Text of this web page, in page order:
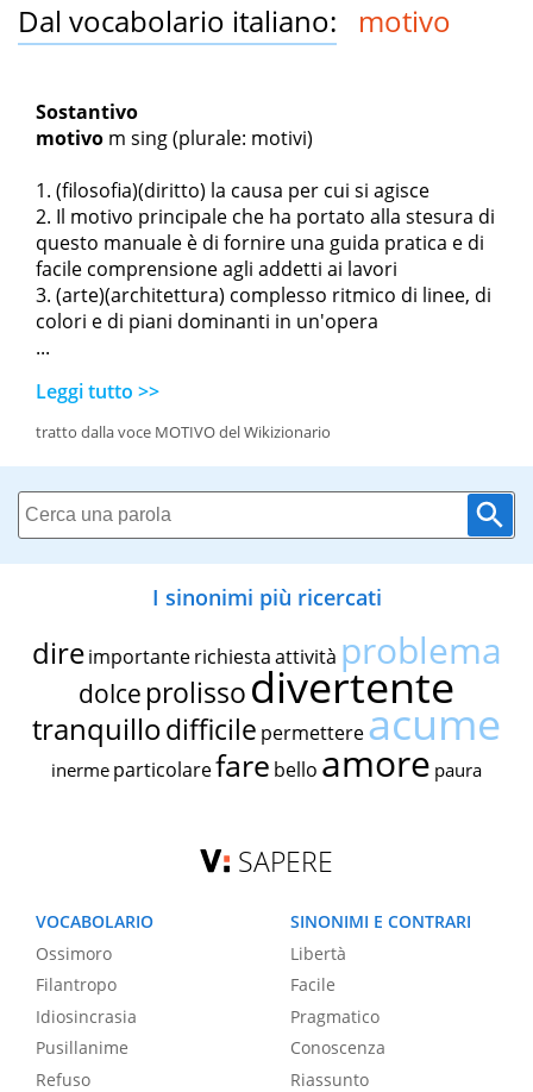
Dal vocabolario italiano: motivo
Sostantivo
motivo m sing(plurale: motivi)
(filosofia)(diritto) la causa per cui si agisce
Il motivo principale che ha portato alla stesura di
questo manuale è di fornire una guida pratica e di
facile comprensione agli addetti ai lavori
(arte)(architettura) complesso ritmico di linee, di
colori e di piani dominanti in un'opera
...
Leggi tutto >>
tratto dalla voce MOTIVO del Wikizionario
I sinonimi più ricercati
dire importante richiestaattività problema
dolce prolissodivertente
tranquillodifficile permettereacume
inerme particolarefare bello amore paura
SAPERE
VOCABOLARIO
Ossimoro
Filantropo
Idiosincrasia
Pusillanime
Refuso
SINONIMI E CONTRARI
Libertà
Facile
Pragmatico
Conoscenza
Riassunto